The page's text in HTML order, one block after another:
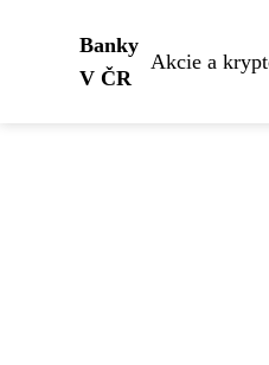
Banky
V ČR
Akcie a